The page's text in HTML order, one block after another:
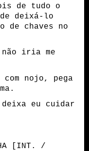
de tudo o
deixá-lo
de chaves no
não iria me
nojo, pega
deixa eu cuidar
[INT. /